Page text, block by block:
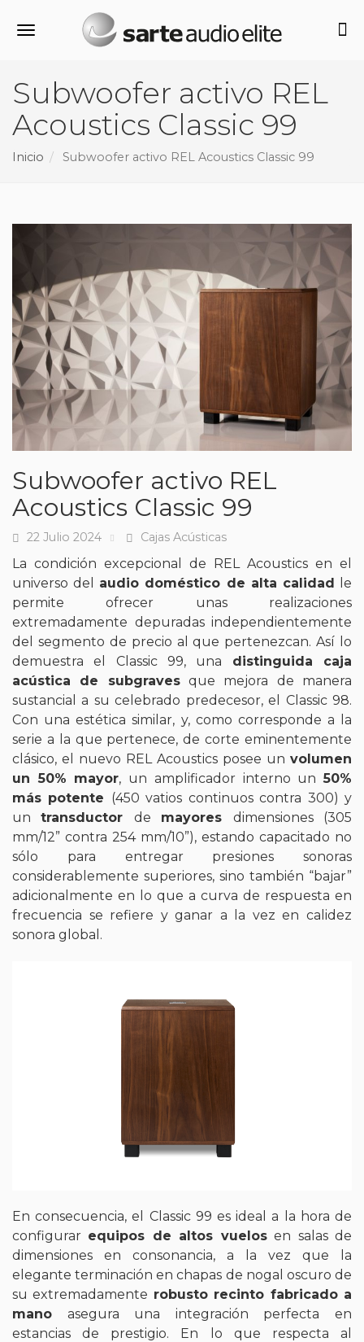
Alternar navegación
Subwoofer activo REL
Acoustics Classic 99
Inicio Subwoofer activo REL Acoustics Classic 99
Subwoofer activo REL
Acoustics Classic 99
Fecha
22 Julio 2024 Tags
Cajas Acústicas
La condición excepcional de REL Acoustics en el
universo del audio doméstico de alta calidad le
permite ofrecer unas realizaciones
extremadamente depuradas independientemente
del segmento de precio al que pertenezcan. Así lo
demuestra el Classic 99, una distinguida caja
acústica de subgravesque mejora de manera
sustancial a su celebrado predecesor, el Classic 98.
Con una estética similar, y, como corresponde a la
serie a la que pertenece, de corte eminentemente
clásico, el nuevo REL Acoustics posee un volumen
un 50% mayor, un amplificador interno un50%
más potente (450 vatios continuos contra 300) y
untransductor de mayores dimensiones (305
mm/12” contra 254 mm/10”), estando capacitado no
sólo para entregar presiones sonoras
considerablemente superiores, sino también “bajar”
adicionalmente en lo que a curva de respuesta en
frecuencia se refiere y ganar a la vez en calidez
sonora global.
En consecuencia, el Classic 99 es ideal a la hora de
configurar equipos de altos vuelosen salas de
dimensiones en consonancia, a la vez que la
elegante terminación en chapas de nogal oscuro de
su extremadamente robusto recinto fabricado a
mano asegura una integración perfecta en
estancias de prestigio. En lo que respecta al